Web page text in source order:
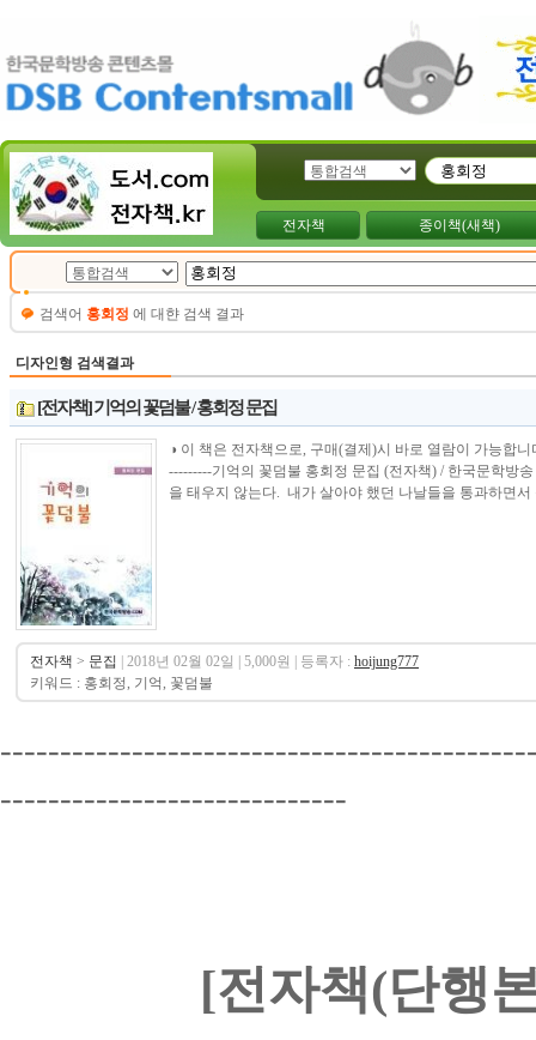
전자책 종이책(새책)
검색어 홍회정 에 대햔 검색 결과
디자인형 검색결과
[전자책] 기억의 꽃덤불 / 홍회정 문집
◑ 이 책은 전자책으로, 구매(결제)시 바로 열람이 가능합
---------기억의 꽃덤불 홍회정 문집 (전자책) / 한국문학방
을 태우지 않는다. 내가 살아야 했던 나날들을 통과하면서
전자책 > 문집 | 2018년 02월 02일 | 5,000원 | 등록자 : hoijung777
키워드 : 홍회정, 기억, 꽃덤불
-----------------------------
[전자책(단행